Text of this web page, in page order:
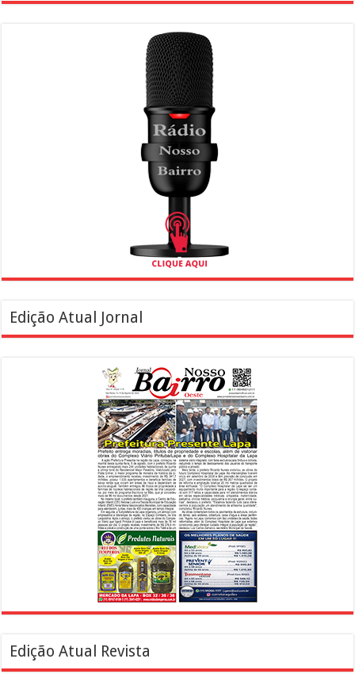
Edição Atual Jornal
Edição Atual Revista